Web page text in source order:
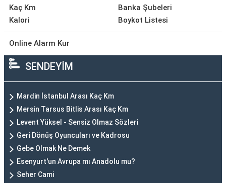
Kaç Km
Kalori
Banka Şubeleri
Boykot Listesi
Online Alarm Kur
SENDEYİM
Mardin İstanbul Arası Kaç Km
Mersin Tarsus Bitlis Arası Kaç Km
Levent Yüksel - Sensiz Olmaz Sözleri
Geri Dönüş Oyuncuları ve Kadrosu
Gebe Olmak Ne Demek
Esenyurt'un Avrupa mı Anadolu mu?
Seher Cami